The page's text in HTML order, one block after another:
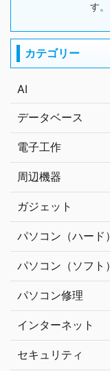
す。
カテゴリー
AI
データベース
電子工作
周辺機器
ガジェット
パソコン（ハード）
パソコン（ソフト）
パソコン修理
インターネット
セキュリティ